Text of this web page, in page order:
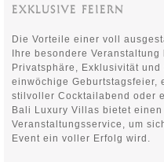
EXKLUSIVE FEIERN
Die Vorteile einer voll
Ihre besondere
Privatsphäre, Exklusivität
einwöchige Geburtstagsfeier,
stilvoller Cocktailabend oder
Bali Luxury Villas bietet einen
Veranstaltungsservice, um
Event ein voller Erfolg wird.